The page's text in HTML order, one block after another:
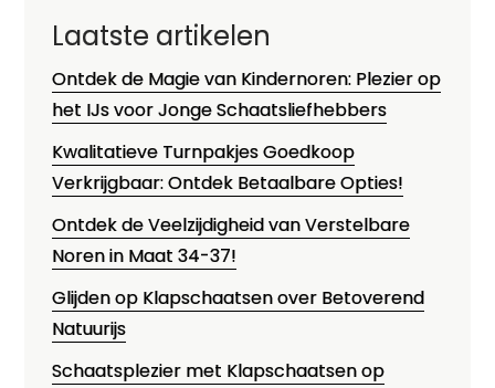
Laatste artikelen
Ontdek de Magie van Kindernoren: Plezier op
het IJs voor Jonge Schaatsliefhebbers
Kwalitatieve Turnpakjes Goedkoop
Verkrijgbaar: Ontdek Betaalbare Opties!
Ontdek de Veelzijdigheid van Verstelbare
Noren in Maat 34-37!
Glijden op Klapschaatsen over Betoverend
Natuurijs
Schaatsplezier met Klapschaatsen op